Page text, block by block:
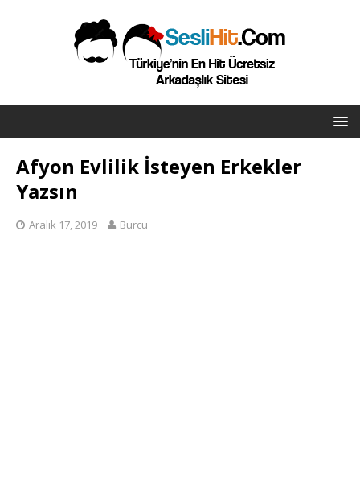
Afyon Evlilik İsteyen Erkekler
Yazsın
Aralık 17, 2019 Burcu